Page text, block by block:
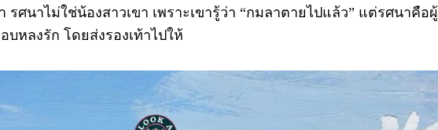
รศนาไม่ใช่น้องสาวเขา เพราะเขารู้ว่า “กมลาตายไปแล้ว” แต่รศนาคือผู้
บหลงรัก โดยส่งรองเท้าไปให้